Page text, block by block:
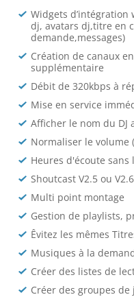
Widgets
dj, avatars dj,titre en
demande,messages)
Création de canaux
supplémentaire
Débit de 320kbps à
Mise en service
Afficher le nom du DJ
Normaliser le volume
Heures d'écoute sans
Shoutcast V2.5 ou
Multi point montage
Gestion de playlists,
Êvitez les mêmes
Musiques à la
Créer des listes de
Créer des groupes